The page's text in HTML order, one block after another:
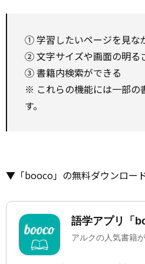
① 学習したいページを見な
② 文字サイズや画面の明る
③ 書籍内検索ができる
※ これらの機能には一部の
す。
▼「booco」の無料ダウンロー